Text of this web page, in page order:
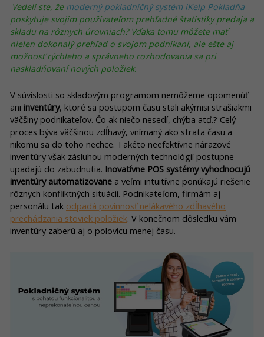
Vedeli ste, že moderný pokladničný systém iKelp Pokladňa
poskytuje svojim používateľom prehľadné štatistiky predaja a
skladu na rôznych úrovniach? Vďaka tomu môžete mať
nielen dokonalý prehľad o svojom podnikaní, ale ešte aj
možnosť rýchleho a správneho rozhodovania sa pri
naskladňovaní nových položiek.
V súvislosti so skladovým programom nemôžeme opomenúť
ani inventúry, ktoré sa postupom času stali akýmisi strašiakmi
väčšiny podnikateľov. Čo ak niečo nesedí, chýba atď.? Celý
proces býva väčšinou zdĺhavý, vnímaný ako strata času a
nikomu sa do toho nechce. Takéto neefektívne nárazové
inventúry však zásluhou moderných technológií postupne
upadajú do zabudnutia. Inovatívne POS systémy vyhodnocujú
inventúry automatizovane a veľmi intuitívne ponúkajú riešenie
rôznych konfliktných situácií. Podnikateľom, firmám aj
personálu tak odpadá povinnosť nelákavého zdĺhavého
prechádzania stoviek položiek. V konečnom dôsledku vám
inventúry zaberú aj o polovicu menej času.